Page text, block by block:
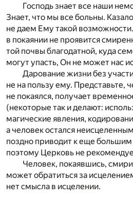
Господь знает все наши
Знает, что мы все больны.
не даем Ему такой
в покаянии не проявится
той почвы благодатной, куда
могут упасть, Он не может нас
Дарование жизни без
не на пользу ему. Представьте,
не покаялся, получает
(некоторые так и делают:
магические явления,
а человек остался
поздно приводит к еще
поэтому Церковь не
Человек, покаявшись,
может обратиться за
нет смысла в исцелении.